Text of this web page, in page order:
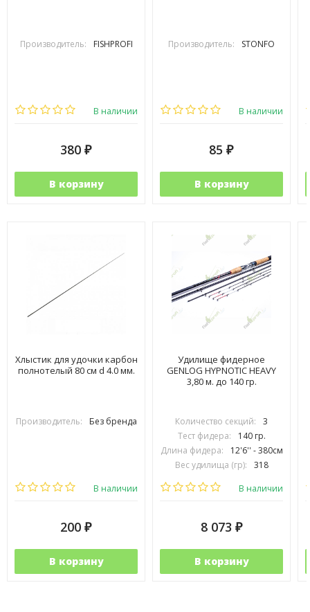
Производитель: FISHPROFI
В наличии
380 ₽
В корзину
Производитель: STONFO
В наличии
85 ₽
В корзину
Хлыстик для удочки карбон
полнотелый 80 см d 4.0 мм.
Производитель: Без бренда
В наличии
200 ₽
В корзину
Удилище фидерное
GENLOG HYPNOTIC HEAVY
3,80 м. до 140 гр.
Количество секций:
3
Тест фидера:
140 гр.
Длина фидера:
12'6'' - 380см
Вес удилища (гр):
318
В наличии
8 073 ₽
В корзину